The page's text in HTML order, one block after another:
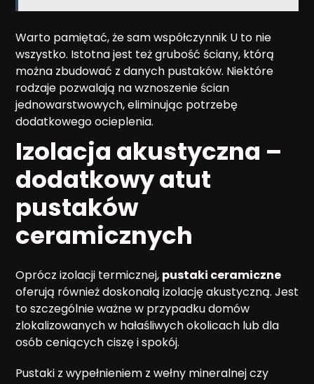
Warto pamiętać, że sam współczynnik U to nie
wszystko. Istotna jest też grubość ściany, którą
można zbudować z danych pustaków. Niektóre
rodzaje pozwalają na wznoszenie ścian
jednowarstwowych, eliminując potrzebę
dodatkowego ocieplenia.
Izolacja akustyczna –
dodatkowy atut
pustaków
ceramicznych
Oprócz izolacji termicznej, pustaki ceramiczne
oferują również doskonałą izolację akustyczną. Jest
to szczególnie ważne w przypadku domów
zlokalizowanych w hałaśliwych okolicach lub dla
osób ceniących ciszę i spokój.
Pustaki z wypełnieniem z wełny mineralnej czy